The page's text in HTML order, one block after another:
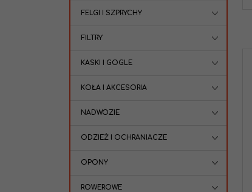
FELGI I SZPRYCHY
FILTRY
KASKI I GOGLE
KOŁA I AKCESORIA
NADWOZIE
ODZIEŻ I OCHRANIACZE
OPONY
ROWEROWE